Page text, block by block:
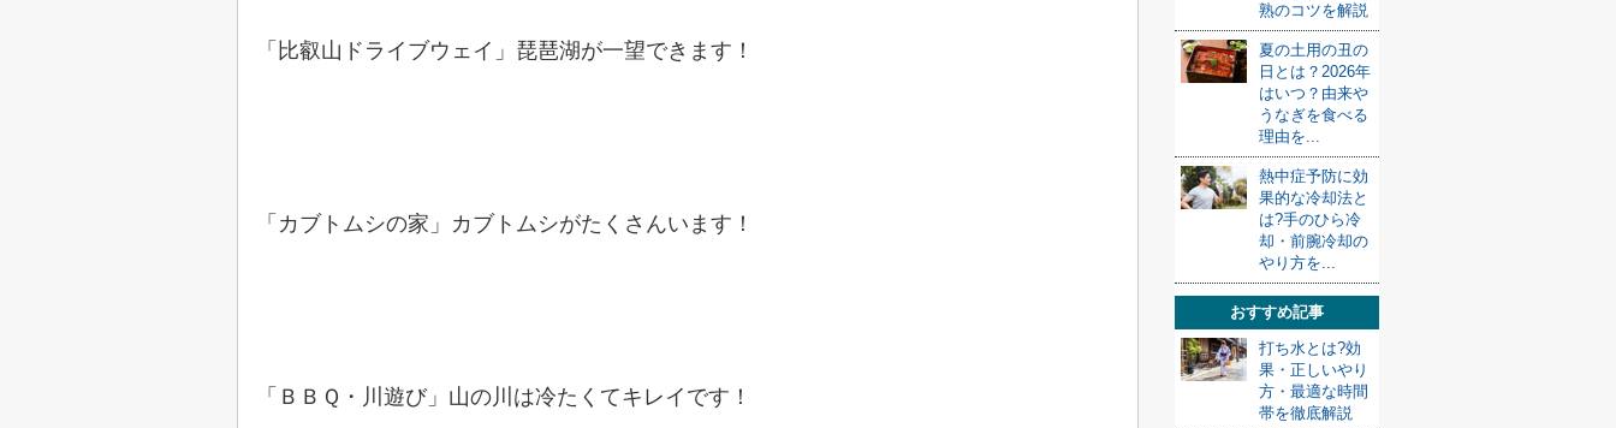
「比叡山ドライブウェイ」琵琶湖が一望できます！
「カブトムシの家」カブトムシがたくさんいます！
「ＢＢＱ・川遊び」山の川は冷たくてキレイです！
熟のコツを解説
夏の土用の丑の
日とは？2026年
はいつ？由来や
うなぎを食べる
理由を...
熱中症予防に効
果的な冷却法と
は?手のひら冷
却・前腕冷却の
やり方を...
おすすめ記事
打ち水とは?効
果・正しいやり
方・最適な時間
帯を徹底解説